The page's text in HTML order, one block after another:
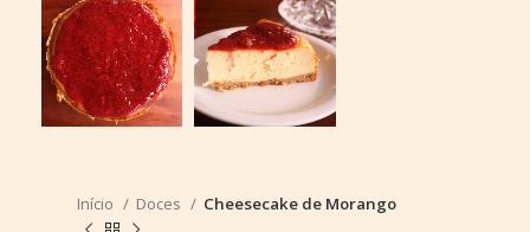
Início Doces Cheesecake de Morango